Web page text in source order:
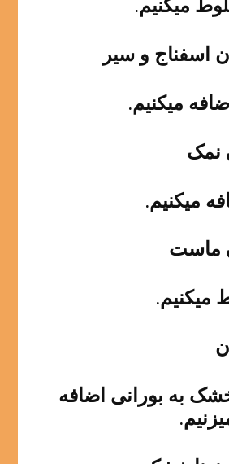
میکنیم.
میکنیم.
میکنیم.
به بورانی اضافه